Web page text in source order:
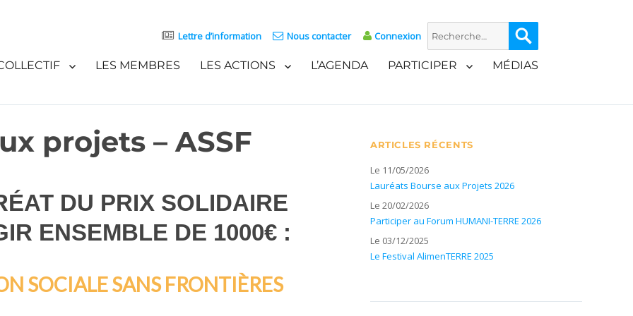
Lettre d’information Nous contacter Connexion
Recherche
pour :
LES MEMBRES LES ACTIONS L’AGENDA PARTICIPER MÉDIAS
projets – ASSF
DU PRIX SOLIDAIRE
ENSEMBLE DE 1000€ :
SOCIALE SANS FRONTIÈRES
ARTICLES RÉCENTS
Le 11/05/2026
Lauréats Bourse aux Projets 2026
Le 20/02/2026
Participer au Forum HUMANI-TERRE 2026
Le 03/12/2025
Le Festival AlimenTERRE 2025